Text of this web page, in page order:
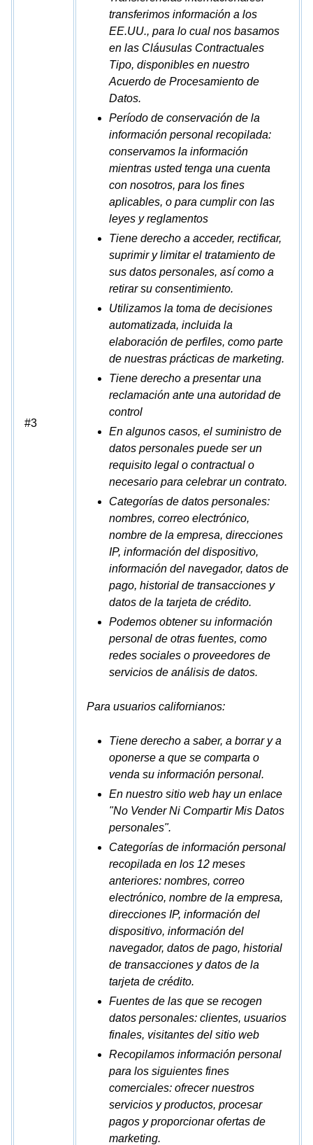
#3
transferimos información a los
EE.UU., para lo cual nos basamos
en las Cláusulas Contractuales
Tipo, disponibles en nuestro
Acuerdo de Procesamiento de
Datos.
Período de conservación de la
información personal recopilada:
conservamos la información
mientras usted tenga una cuenta
con nosotros, para los fines
aplicables, o para cumplir con las
leyes y reglamentos
Tiene derecho a acceder, rectificar,
suprimir y limitar el tratamiento de
sus datos personales, así como a
retirar su consentimiento.
Utilizamos la toma de decisiones
automatizada, incluida la
elaboración de perfiles, como parte
de nuestras prácticas de marketing.
Tiene derecho a presentar una
reclamación ante una autoridad de
control
En algunos casos, el suministro de
datos personales puede ser un
requisito legal o contractual o
necesario para celebrar un contrato.
Categorías de datos personales:
nombres, correo electrónico,
nombre de la empresa, direcciones
IP, información del dispositivo,
información del navegador, datos de
pago, historial de transacciones y
datos de la tarjeta de crédito.
Podemos obtener su información
personal de otras fuentes, como
redes sociales o proveedores de
servicios de análisis de datos.
Para usuarios californianos:
Tiene derecho a saber, a borrar y a
oponerse a que se comparta o
venda su información personal.
En nuestro sitio web hay un enlace
"No Vender Ni Compartir Mis Datos
personales".
Categorías de información personal
recopilada en los 12 meses
anteriores: nombres, correo
electrónico, nombre de la empresa,
direcciones IP, información del
dispositivo, información del
navegador, datos de pago, historial
de transacciones y datos de la
tarjeta de crédito.
Fuentes de las que se recogen
datos personales: clientes, usuarios
finales, visitantes del sitio web
Recopilamos información personal
para los siguientes fines
comerciales: ofrecer nuestros
servicios y productos, procesar
pagos y proporcionar ofertas de
marketing.